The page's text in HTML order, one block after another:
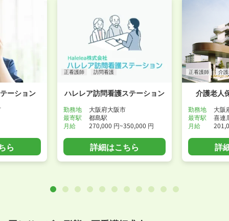
ーション
ら
正看護師 訪問看護
ハレレア訪問看護ステーション
勤務地
大阪府大阪市
最寄駅
都島駅
月給
270,000 円~350,000 円
詳細はこちら
正看護師 介
介護老人
勤務地
大阪
最寄駅
喜連
月給
詳